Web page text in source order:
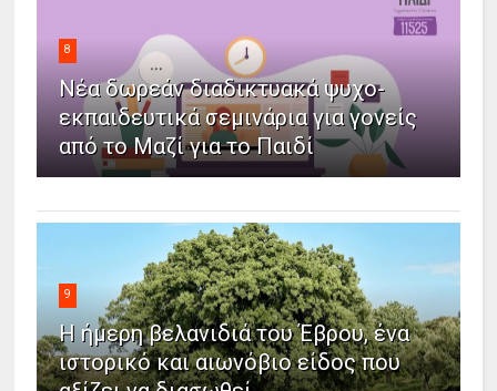
8
Νέα δωρεάν διαδικτυακά ψυχο-
εκπαιδευτικά σεμινάρια για γονείς
από το Μαζί για το Παιδί
9
Η ήμερη βελανιδιά του Έβρου, ένα
ιστορικό και αιωνόβιο είδος που